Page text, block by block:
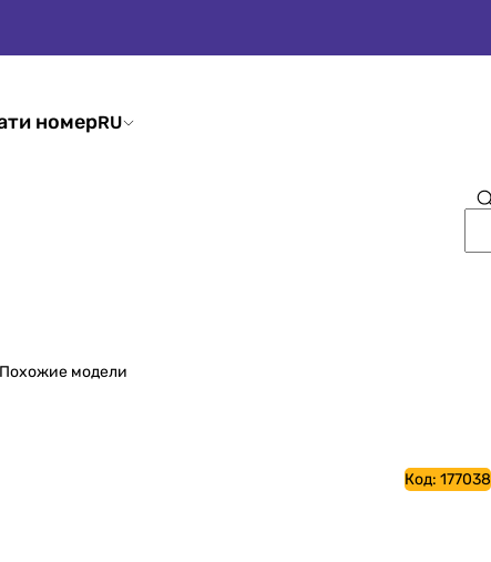
номерRU
Похожие модели
Код: 177038